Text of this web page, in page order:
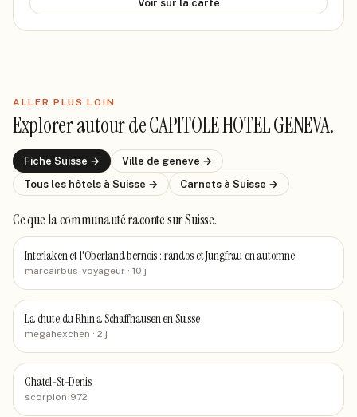
Voir sur la carte
ALLER PLUS LOIN
Explorer autour deCAPITOLE HOTEL GENEVA.
Fiche Suisse → Ville de geneve →
Tous les hôtels à Suisse → Carnets à Suisse →
Ce que la communauté racontesur Suisse.
Interlaken et l'Oberland bernois : randos et Jungfrau en automne
marcairbus-voyageur · 10 j
La chute du Rhin a Schaffhausen en Suisse
megahexchen · 2 j
Chatel-St-Denis
scorpion1972